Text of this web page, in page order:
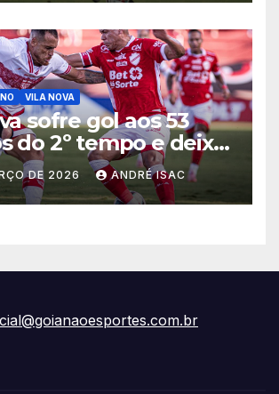
VILA NOVA
sofre gol aos 53
do 2º tempo e deixa
na estreia da
DE 2026 ANDRÉ ISAC